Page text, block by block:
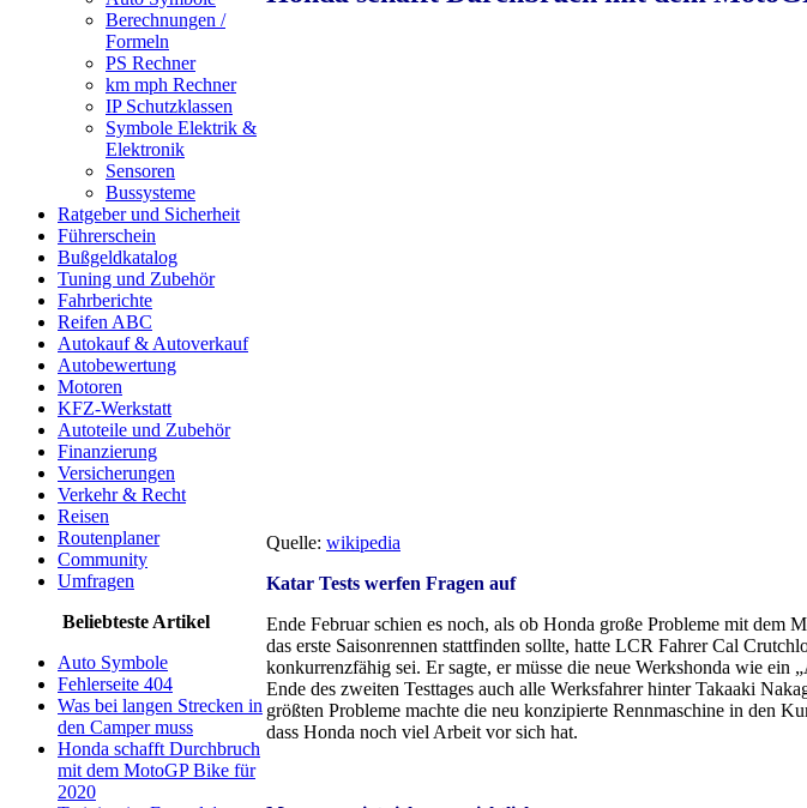
Berechnungen /
Formeln
PS Rechner
km mph Rechner
IP Schutzklassen
Symbole Elektrik &
Elektronik
Sensoren
Bussysteme
Ratgeber und Sicherheit
Führerschein
Bußgeldkatalog
Tuning und Zubehör
Fahrberichte
Reifen ABC
Autokauf & Autoverkauf
Autobewertung
Motoren
KFZ-Werkstatt
Autoteile und Zubehör
Finanzierung
Versicherungen
Verkehr & Recht
Reisen
Routenplaner
Community
Umfragen
Beliebteste Artikel
Auto Symbole
Fehlerseite 404
Was bei langen Strecken in
den Camper muss
Honda schafft Durchbruch
mit dem MotoGP Bike für
2020
Quelle: wikipedia
Katar Tests werfen Fragen auf
Ende Februar schien es noch, als ob Honda große Probleme mit dem
das erste Saisonrennen stattfinden sollte, hatte LCR Fahrer Cal
konkurrenzfähig sei. Er sagte, er müsse die neue Werkshonda wie ein
Ende des zweiten Testtages auch alle Werksfahrer hinter Takaaki
größten Probleme machte die neu konzipierte Rennmaschine in den
dass Honda noch viel Arbeit vor sich hat.